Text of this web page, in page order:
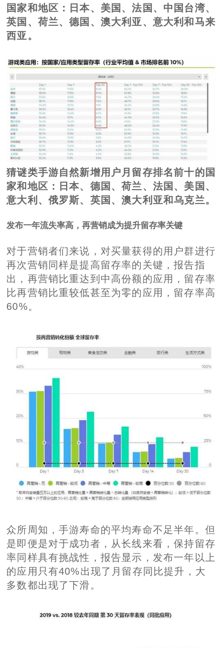
国家和地区：日本、美国、法国、中国台湾、
英国、荷兰、德国、澳大利亚、意大利和马来
西亚。
猜谜类手游自然新增用户月留存排名前十的国
家和地区：日本、德国、荷兰、法国、美国、
意大利、俄罗斯、英国、澳大利亚和乌克兰。
发布一年流失率高，再营销成为提升留存率关键
对于营销者们来说，对买量获得的用户群进行
再次营销同样是提高留存率的关键，报告指
出，再营销比重达到中高份额的应用，留存率
比再营销比重较低甚至为零的应用，留存率高
60%。
众所周知，手游寿命的平均寿命不足半年。但
是即便是对于成功者，从长线来看，保持留存
率同样具有挑战性，报告显示，发布一年以上
的应用只有40%出现了月留存同比提升，大
多数都出现了下滑。